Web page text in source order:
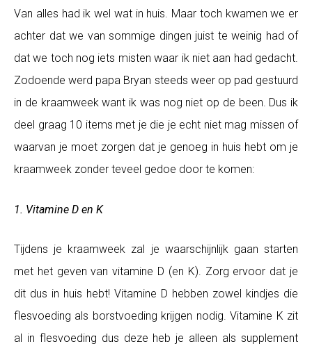
Van alles had ik wel wat in huis. Maar toch kwamen we er
achter dat we van sommige dingen juist te weinig had of
dat we toch nog iets misten waar ik niet aan had gedacht.
Zodoende werd papa Bryan steeds weer op pad gestuurd
in de kraamweek want ik was nog niet op de been. Dus ik
deel graag 10 items met je die je echt niet mag missen of
waarvan je moet zorgen dat je genoeg in huis hebt om je
kraamweek zonder teveel gedoe door te komen:
1. Vitamine D en K
Tijdens je kraamweek zal je waarschijnlijk gaan starten
met het geven van vitamine D (en K). Zorg ervoor dat je
dit dus in huis hebt! Vitamine D hebben zowel kindjes die
flesvoeding als borstvoeding krijgen nodig. Vitamine K zit
al in flesvoeding dus deze heb je alleen als supplement